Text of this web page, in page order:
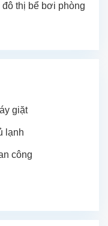
thị bể bơi phòng
giặt
lạnh
công